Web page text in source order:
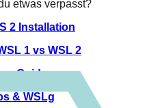
etwas verpasst?
2 Installation
1 vs WSL 2
Guide
& WSLg